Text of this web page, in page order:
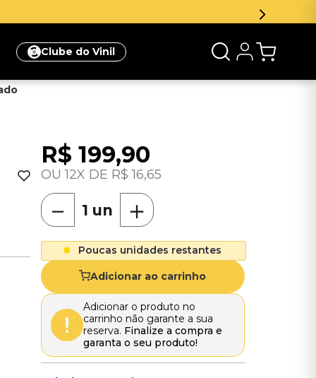
Clube do Vinil
R$ 199,90
12 R$ 16,65
＋
－
Poucas unidades restantes
Adicionar ao carrinho
Adicionar o produto no
carrinho não garante a sua
reserva. Finalize a compra e
garanta o seu produto!